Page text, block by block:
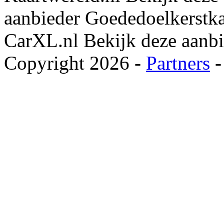
aanbieder
CarXL.nl Bekijk deze
Copyright 2026 - Partners